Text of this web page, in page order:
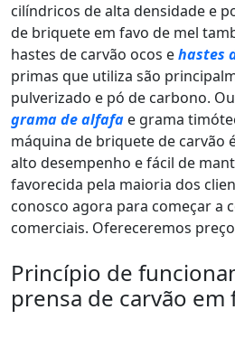
cilíndricos de alta densidade e
de briquete em favo de mel
hastes de carvão ocos ehastes
primas que utiliza são
pulverizado e pó de carbono.
grama de alfafa e grama
máquina de briquete de carvão
alto desempenho e fácil de
favorecida pela maioria dos
conosco agora para começar a
comerciais. Ofereceremos
Princípio de
prensa de carvão em